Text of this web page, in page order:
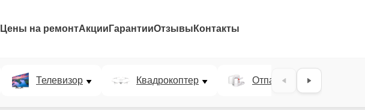
Цены на ремонтАкции ГарантииОтзывы Контакты
Телевизор Квадрокоптер Отпариватель